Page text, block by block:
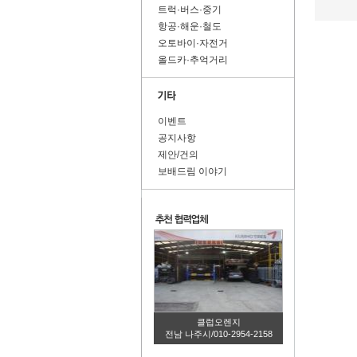
트럭·버스·중기
항공·해운·철도
오토바이·자전거
올드카·추억거리
이벤트
공지사항
제안/건의
보배드림 이야기
클럽오렌지
전남 나주시/010-2954-2158